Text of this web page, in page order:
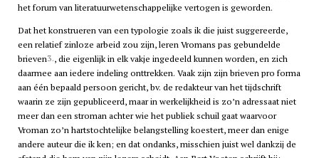
het forum van literatuurwetenschappelijke vertogen is geworden.
Dat het konstrueren van een typologie zoals ik die juist suggereerde,
een relatief zinloze arbeid zou zijn, leren Vromans pas gebundelde
brieven3., die eigenlijk in elk vakje ingedeeld kunnen worden, en zich
daarmee aan iedere indeling onttrekken. Vaak zijn zijn brieven pro forma
aan één bepaald persoon gericht, bv. de redakteur van het tijdschrift
waarin ze zijn gepubliceerd, maar in werkelijkheid is zo’n adressaat niet
meer dan een stroman achter wie het publiek schuil gaat waarvoor
Vroman zo’n hartstochtelijke belangstelling koestert, meer dan enige
andere auteur die ik ken; en dat ondanks, misschien juist wel dankzij de